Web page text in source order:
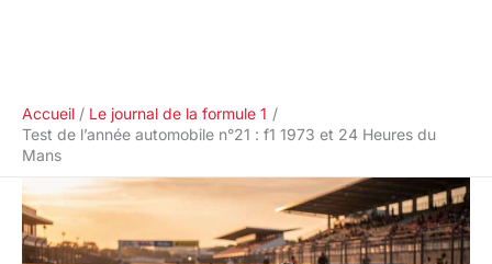
Accueil
Le journal de la formule 1
Test de l’année automobile n°21 : f1 1973 et 24 Heures du
Mans